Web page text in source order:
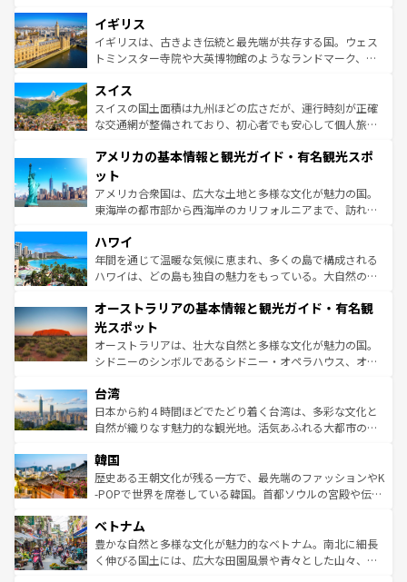
香り高いラベンダー畑など、多彩な楽しみ方が可能だ。さ
らに、パリ以外の地域にも魅力が溢れており、どの街角に
も豊かな歴史と文化が息づいている。パリ以外の個性あふ
を参照してほしい。
顔を持つこの国は、どこを歩いても飽きることがない。ベ
ルリンの文化的活気、バイエルン州のアルプスの絶景、そ
してライン川沿いのワイン畑といった風景は必見。ビール
は、お酒好きな人にはぜひ体験してほしい。 なお、新着の
ドイツ情報はコンテンツ一覧を参照してほしい。
イギリス
イギリスは、古きよき伝統と最先端が共存する国。ウェス
トミンスター寺院や大英博物館のようなランドマーク、歴
リアごとに異なる魅力がある。また、優雅なアフタヌーン
ティー、ビール好きにはたまらない英国パブ、サッカー観
戦など、本場だからこそできる体験も豊富。イギリスを旅
ンツ一覧を参照してほしい。
スイス
スイスの国土面積は九州ほどの広さだが、運行時刻が正確
な交通網が整備されており、初心者でも安心して個人旅行
の建物がそのまま残る町や、スイスならではのユニークな
博物館もあり、アルプス観光だけでなく町歩きも満喫する
ことができる。国民の所得が高いため物価も高いが、旅行
者向けの交通パス提供のサービスもあり、うまく活用すれ
着のスイス情報は
アメリカの基本情報と観光ガイド・有名観光スポ
ット
アメリカ合衆国は、広大な土地と多様な文化が魅力の国。
東海岸の都市部から西海岸のカリフォルニアまで、訪れる
のような巨大都市は、観光、ショッピング、エンターテイ
ンメントが詰まった刺激的なスポットだ。一方、アメリカ
西部には大自然が広がり、グランドキャニオンやイエロー
部のニューオーリンズでは、音楽と美食が融合した独特の
文化が魅力。旅行者はアメリカの各地域で異なる魅力を楽
しみながら、その多様性と豊かな歴史を感じることができ
るだろう。車でのロードトリップや列車の旅も、アメリカ
情報は
ハワイ
年間を通じて温暖な気候に恵まれ、多くの島で構成される
ハワイは、どの島も独自の魅力をもっている。大自然の神
ワイ島は見逃せない。また、定番の観光地といえばオアフ
島だが、静かな自然を求めるならマウイ島やカウアイ島が
おすすめ。エメラルドグリーンに輝く海をはじめ、豊かな
文化や歴史が息づいている。「アロハスピリット」と呼ば
人々、おいしいローカルフードやハワイアンミュージッ
ク、伝統的なフラダンスなど、すべてがハワイの魅力を彩
っている。訪れるたびに新しい発見と感動が待っているハ
はコンテンツ一覧
オーストラリアの基本情報と観光ガイド・有名観
光スポット
オーストラリアは、壮大な自然と多様な文化が魅力の国。
シドニーのシンボルであるシドニー・オペラハウス、オー
リアリーフや大陸中央部にそびえるウルル（エアーズロッ
ク）、タスマニアの美しい原生林やケアンズの熱帯雨林な
ど、見どころがたくさん。また、カフェやワイン、オージ
いる。アクティビティも充実しており、サーフィンやダイ
ビング、ハイキングなど、アウトドア好きにはたまらな
い。オーストラリアの多彩な魅力を存分に味わいつくそ
参照してほしい。
台湾
日本から約４時間ほどでたどり着く台湾は、多彩な文化と
自然が織りなす魅力的な観光地。活気あふれる大都市の台
ン）、静ひつな山岳地帯である台湾東部など、都市の喧騒
と山間の静けさが共存しており、訪れる人に新しい発見と
驚きをもたらしてくれる。また、奥深い台湾の食文化も魅
容にもいいと評判のスイーツなど、バラエティ豊かな料理
が味わえる。 なお、新着の台湾情報は コンテンツ一覧を参
照してほしい。
韓国
歴史ある王朝文化が残る一方で、最先端のファッションやK
-POPで世界を席巻している韓国。首都ソウルの宮殿や伝統
き、地方に足を延ばせば四季折々の自然美を楽しむことが
できる。そして、キムチや焼肉、絶品のストリートフード
まで、さまざまな韓国料理が待っている。夜には、韓国な
ベトナム
豊かな自然と多様な文化が魅力的なベトナム。南北に細長
く伸びる国土には、広大な田園風景や青々とした山々、世